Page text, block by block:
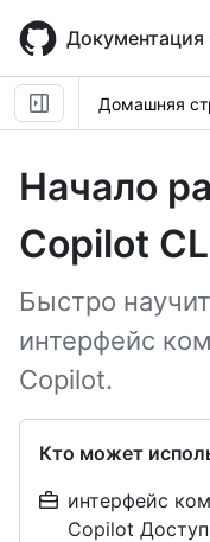
main
content
Документация
Домашняя
Начало
Copilot
Быстро
интерфейс
Copilot.
Кто может
интерфейс
Copilot